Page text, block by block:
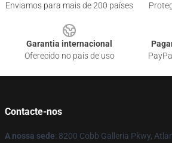
Enviamos para mais de 200 países
Garantia internacional
Oferecido no país de uso
Contacte-nos
A nossa sede: 8200 Cobb Galleria Pkwy,